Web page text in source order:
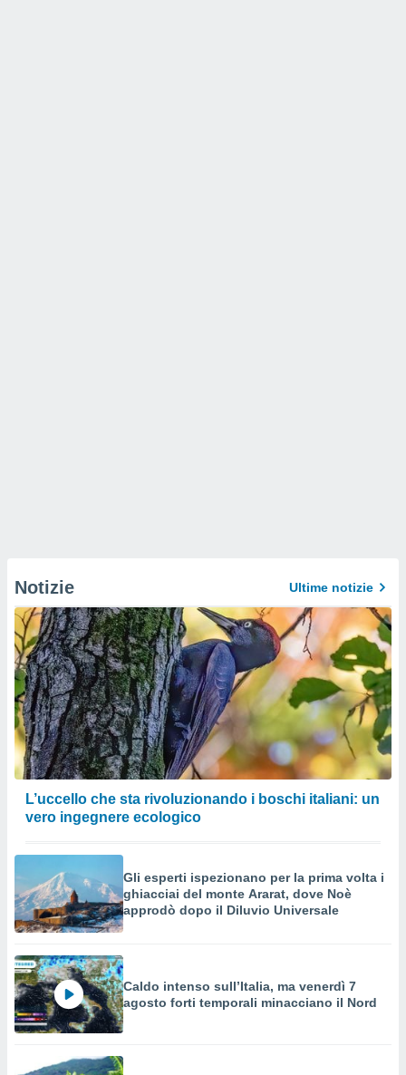
Notizie Ultime notizie
L’uccello che sta rivoluzionando i boschi italiani: un
vero ingegnere ecologico
Gli esperti ispezionano per la prima volta i
ghiacciai del monte Ararat, dove Noè
approdò dopo il Diluvio Universale
Caldo intenso sull’Italia, ma venerdì 7
agosto forti temporali minacciano il Nord